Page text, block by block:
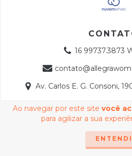
Ao navegar por este site você
para agilizar a sua
ENTENDI
16 99737.3873
Av. Carlos E. G. Consoni,
Copyright Allegra Store -
direitos